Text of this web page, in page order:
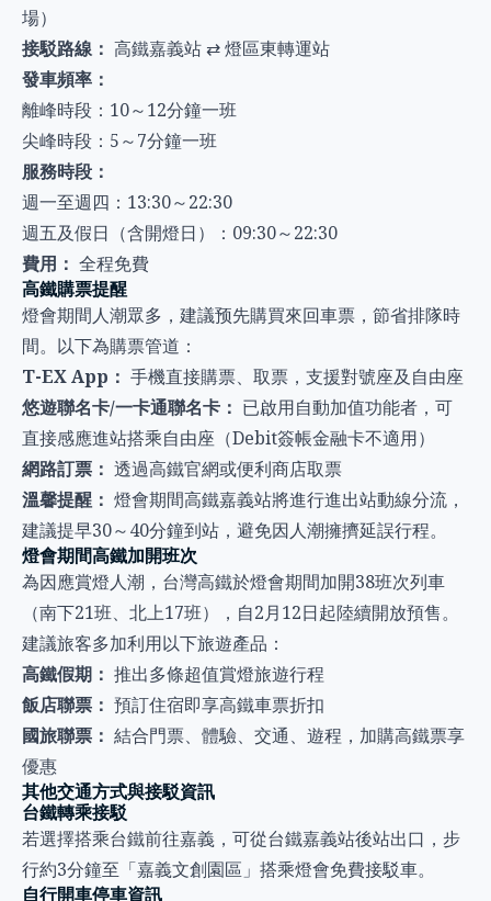
場）
接駁路線： 高鐵嘉義站 ⇄ 燈區東轉運站
發車頻率：
離峰時段：10～12分鐘一班
尖峰時段：5～7分鐘一班
服務時段：
週一至週四：13:30～22:30
週五及假日（含開燈日）：09:30～22:30
費用： 全程免費
高鐵購票提醒
燈會期間人潮眾多，建議预先購買來回車票，節省排隊時
間。以下為購票管道：
T-EX App： 手機直接購票、取票，支援對號座及自由座
悠遊聯名卡/一卡通聯名卡： 已啟用自動加值功能者，可
直接感應進站搭乘自由座（Debit簽帳金融卡不適用）
網路訂票： 透過高鐵官網或便利商店取票
溫馨提醒： 燈會期間高鐵嘉義站將進行進出站動線分流，
建議提早30～40分鐘到站，避免因人潮擁擠延誤行程。
燈會期間高鐵加開班次
為因應賞燈人潮，台灣高鐵於燈會期間加開38班次列車
（南下21班、北上17班），自2月12日起陸續開放預售。
建議旅客多加利用以下旅遊產品：
高鐵假期： 推出多條超值賞燈旅遊行程
飯店聯票： 預訂住宿即享高鐵車票折扣
國旅聯票： 結合門票、體驗、交通、遊程，加購高鐵票享
優惠
其他交通方式與接駁資訊
台鐵轉乘接駁
若選擇搭乘台鐵前往嘉義，可從台鐵嘉義站後站出口，步
行約3分鐘至「嘉義文創園區」搭乘燈會免費接駁車。
自行開車停車資訊